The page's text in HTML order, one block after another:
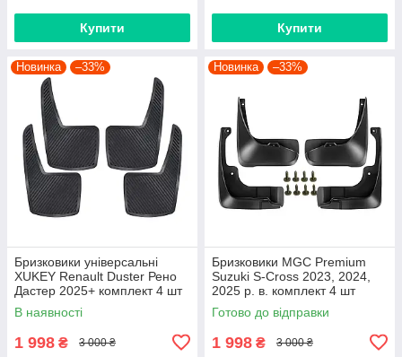
Купити Купити
Новинка –33%
Бризковики універсальні
XUKEY Renault Duster Рено
Дастер 2025+ комплект 4 шт
В наявності
1 998 ₴ 3 000 ₴
Новинка –33%
Бризковики MGC Premium
Suzuki S-Cross 2023, 2024,
2025 р. в. комплект 4 шт
Готово до відправки
1 998 ₴ 3 000 ₴